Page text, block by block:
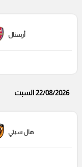
أرسنال
22/08/2026 السبت
هال سيتي